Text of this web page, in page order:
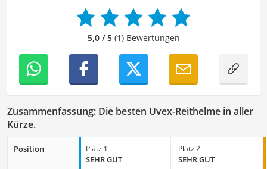
beitragen, dass die Inhalte unserer Redaktion optimal
präsentiert werden und ihre volle Wirkung entfalten.
5,0 / 5(1) Bewertungen
Zusammenfassung: Die besten Uvex-Reithelme in aller
Kürze.
Position Platz 1
SEHR GUT
Platz 2
SEHR GUT